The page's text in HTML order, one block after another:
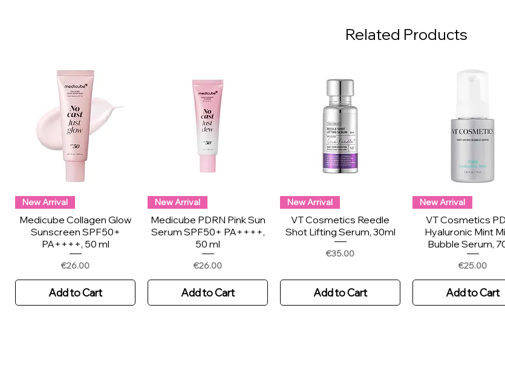
Related Products
New Arrival
Medicube Collagen Glow
Sunscreen SPF50+
PA++++, 50 ml
Price
€26.00
Add to Cart
New Arrival
Medicube PDRN Pink Sun
Serum SPF50+ PA++++,
50 ml
Price
€26.00
Add to Cart
New Arrival
VT Cosmetics Reedle
Shot Lifting Serum, 30ml
Price
€35.00
Add to Cart
New Arrival
VT Cosmetics
Hyaluronic Mint
Bubble Serum,
Price
€25.00
Add to Cart